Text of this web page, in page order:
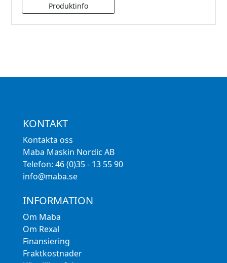
KONTAKT
Kontakta oss
Maba Maskin Nordic AB
Telefon: 46 (0)35 - 13 55 90
info@maba.se
INFORMATION
Om Maba
Om Rexal
Finansiering
Fraktkostnader